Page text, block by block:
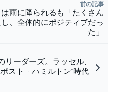
前の記事
雨に降られるも「たくさん
、全体的にポジティブだっ
た」
リーダーズ。ラッセル、
スト・ハミルトン”時代